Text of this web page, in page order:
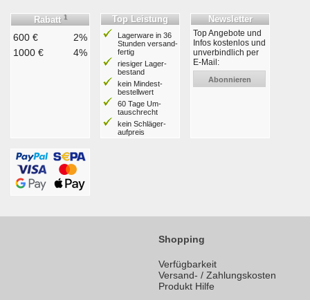
Rabatt 1
600 €
2%
1000 €
4%
Top Leistung
Lagerware in 36
Stunden ver­sand­
fertig
riesiger Lager­
bestand
kein Mindest­
bestell­wert
60 Tage Um­
tausch­recht
kein Schläger­
aufpreis
Newsletter
Top Angebote und
Infos kostenlos und
unverbindlich per
E-Mail:
Abonnieren
Shopping
Verfügbarkeit
Versand- / Zahlungskosten
Produkt Hilfe